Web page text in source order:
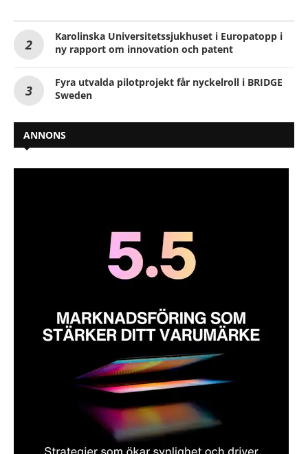
Karolinska Universitetssjukhuset i Europatopp i
ny rapport om innovation och patent
Fyra utvalda pilotprojekt får nyckelroll i BRIDGE
Sweden
ANNONS